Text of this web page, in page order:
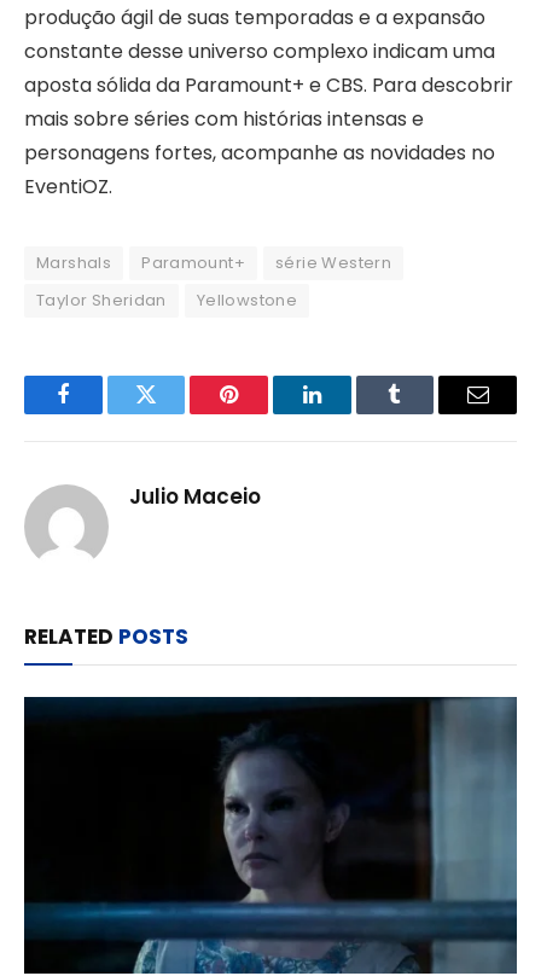
produção ágil de suas temporadas e a expansão
constante desse universo complexo indicam uma
aposta sólida da Paramount+ e CBS. Para descobrir
mais sobre séries com histórias intensas e
personagens fortes, acompanhe as novidades no
EventiOZ.
Marshals Paramount+
série Western
Taylor Sheridan
Yellowstone
FacebookTwitter Pinterest LinkedInTumblr Email
Julio Maceio
RELATED POSTS